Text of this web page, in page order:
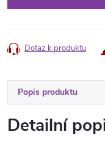
Dotaz k produktu
Popis produktu
Detailní